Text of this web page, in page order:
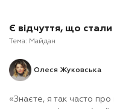
Є відчуття, що стали
Тема: Майдан
Олеся Жуковська
«Знаєте, я так часто